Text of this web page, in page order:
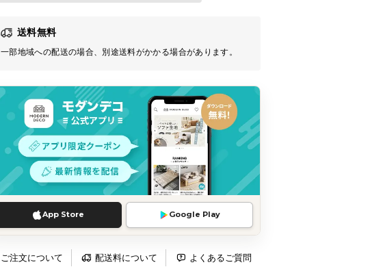
送料無料
一部地域への配送の場合、別途送料がかかる場合があります。
App Store Google Play
ご注文について 配送料について よくあるご質問